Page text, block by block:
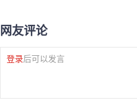
网友评论
登录后可以发言